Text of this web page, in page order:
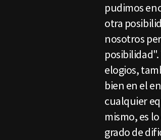
pudimos
otra
nosotros
elogios,
bien en el
cualquier
mismo, es
grado de